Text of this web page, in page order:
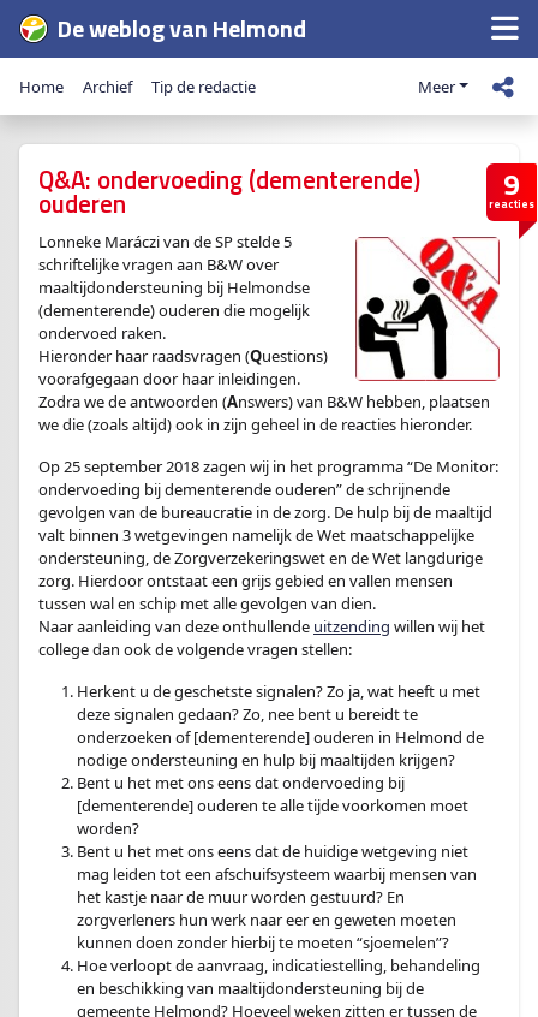
De weblog van Helmond
Home Archief Tip de redactie Meer
9
reacties
Q&A: ondervoeding (dementerende)
ouderen
Lonneke Maráczi van de SP stelde 5
schriftelijke vragen aan B&W over
maaltijdondersteuning bij Helmondse
(dementerende) ouderen die mogelijk
ondervoed raken.
Hieronder haar raadsvragen (Questions)
voorafgegaan door haar inleidingen.
Zodra we de antwoorden (Answers) van B&W hebben, plaatsen
we die (zoals altijd) ook in zijn geheel in de reacties hieronder.
Op 25 september 2018 zagen wij in het programma “De Monitor:
ondervoeding bij dementerende ouderen” de schrijnende
gevolgen van de bureaucratie in de zorg. De hulp bij de maaltijd
valt binnen 3 wetgevingen namelijk de Wet maatschappelijke
ondersteuning, de Zorgverzekeringswet en de Wet langdurige
zorg. Hierdoor ontstaat een grijs gebied en vallen mensen
tussen wal en schip met alle gevolgen van dien.
Naar aanleiding van deze onthullende uitzending willen wij het
college dan ook de volgende vragen stellen:
Herkent u de geschetste signalen? Zo ja, wat heeft u met
deze signalen gedaan? Zo, nee bent u bereidt te
onderzoeken of [dementerende] ouderen in Helmond de
nodige ondersteuning en hulp bij maaltijden krijgen?
Bent u het met ons eens dat ondervoeding bij
[dementerende] ouderen te alle tijde voorkomen moet
worden?
Bent u het met ons eens dat de huidige wetgeving niet
mag leiden tot een afschuifsysteem waarbij mensen van
het kastje naar de muur worden gestuurd? En
zorgverleners hun werk naar eer en geweten moeten
kunnen doen zonder hierbij te moeten “sjoemelen”?
Hoe verloopt de aanvraag, indicatiestelling, behandeling
en beschikking van maaltijdondersteuning bij de
gemeente Helmond? Hoeveel weken zitten er tussen de